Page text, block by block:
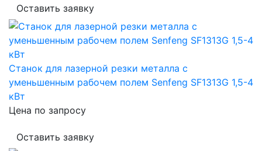
Оставить заявку
Станок для лазерной резки металла с
уменьшенным рабочем полем Senfeng SF1313G 1,5-4
кВт
Цена по запросу
Оставить заявку